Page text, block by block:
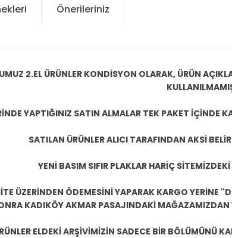
Önerileriniz
2.EL ÜRÜNLER KONDİSYON OLARAK, ÜRÜN
YAPTIĞINIZ SATIN ALMALAR TEK PAKET İÇİNDE
SATILAN ÜRÜNLER ALICI TARAFINDAN AKSİ
YENİ BASIM SIFIR PLAKLAR HARİÇ
ÜZERİNDEN ÖDEMESİNİ YAPARAK KARGO
KADIKÖY AKMAR PASAJINDAKİ
ELDEKİ ARŞİVİMİZİN SADECE BİR BÖLÜMÜNÜ